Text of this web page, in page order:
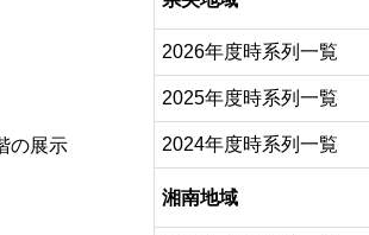
の展示
2026年度時系列一覧
2025年度時系列一覧
2024年度時系列一覧
湘南地域